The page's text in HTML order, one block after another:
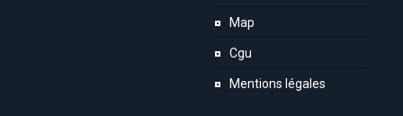
Map
Cgu
Mentions légales